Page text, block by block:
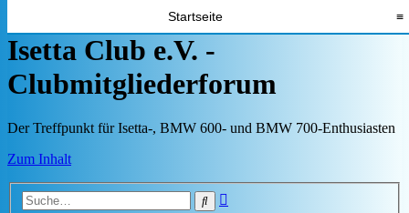
Startseite ≡
Isetta Club e.V. -
Clubmitgliederforum
Der Treffpunkt für Isetta-, BMW 600- und BMW 700-Enthusiasten
Zum Inhalt
Suche